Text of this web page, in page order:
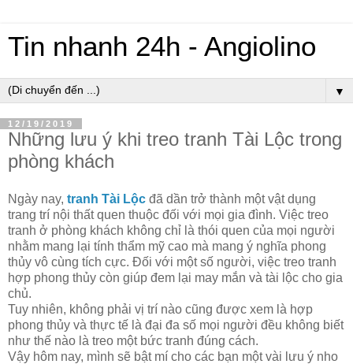
Tin nhanh 24h - Angiolino
▼
12/19/2019
Những lưu ý khi treo tranh Tài Lộc trong
phòng khách
Ngày nay, tranh Tài Lộc đã dần trở thành một vật dụng
trang trí nội thất quen thuộc đối với mọi gia đình. Việc treo
tranh ở phòng khách không chỉ là thói quen của mọi người
nhằm mang lại tính thẩm mỹ cao mà mang ý nghĩa phong
thủy vô cùng tích cực. Đối với một số người, việc treo tranh
hợp phong thủy còn giúp đem lại may mắn và tài lộc cho gia
chủ.
Tuy nhiên, không phải vị trí nào cũng được xem là hợp
phong thủy và thực tế là đại đa số mọi người đều không biết
như thế nào là treo một bức tranh đúng cách.
Vậy hôm nay, mình sẽ bật mí cho các bạn một vài lưu ý nho